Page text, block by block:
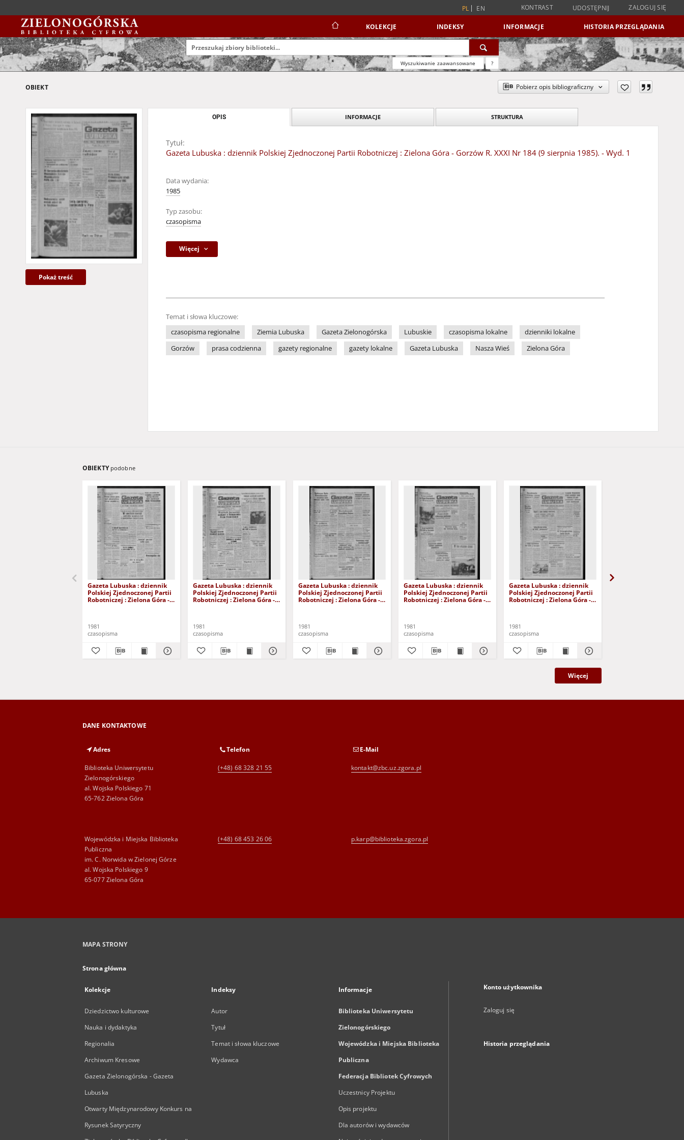
PL EN KONTRAST UDOSTĘPNIJ ZALOGUJ SIĘ
KOLEKCJE INDEKSY INFORMACJE HISTORIA PRZEGLĄDANIA
Wyszukiwanie zaawansowane ?
OBIEKT Pobierz opis bibliograficzny
Pokaż treść
OPIS INFORMACJE STRUKTURA
Tytuł:
Gazeta Lubuska : dziennik Polskiej Zjednoczonej Partii Robotniczej : Zielona Góra - Gorzów R. XXXI Nr 184 (9 sierpnia 1985). - Wyd. 1
Data wydania:
1985
Typ zasobu:
czasopisma
Więcej
Temat i słowa kluczowe:
czasopisma regionalne
Ziemia Lubuska Gazeta Zielonogórska Lubuskie czasopisma lokalne
dzienniki lokalne
Gorzów
prasa codzienna gazety regionalne gazety lokalne Gazeta Lubuska Nasza Wieś Zielona Góra
OBIEKTY podobne
Gazeta Lubuska : dziennik
Polskiej Zjednoczonej Partii
Robotniczej : Zielona Góra -
1981
czasopisma
Gazeta Lubuska : dziennik
Polskiej Zjednoczonej Partii
Robotniczej : Zielona Góra -
1981
czasopisma
Gazeta Lubuska : dziennik
Polskiej Zjednoczonej Partii
Robotniczej : Zielona Góra -
1981
czasopisma
Gazeta Lubuska : dziennik
Polskiej Zjednoczonej Partii
Robotniczej : Zielona Góra -
1981
czasopisma
Gazeta Lubuska : dziennik
Polskiej Zjednoczonej Partii
Robotniczej : Zielona Góra -
1981
czasopisma
Więcej
DANE KONTAKTOWE
Adres
Biblioteka Uniwersytetu
Zielonogórskiego
al. Wojska Polskiego 71
65-762 Zielona Góra
Telefon
(+48) 68 328 21 55
E-Mail
kontakt@zbc.uz.zgora.pl
Wojewódzka i Miejska Biblioteka
Publiczna
im. C. Norwida w Zielonej Górze
al. Wojska Polskiego 9
65-077 Zielona Góra
(+48) 68 453 26 06 p.karp@biblioteka.zgora.pl
MAPA STRONY
Strona główna
Kolekcje
Dziedzictwo kulturowe
Nauka i dydaktyka
Regionalia
Archiwum Kresowe
Gazeta Zielonogórska - Gazeta
Lubuska
Otwarty Międzynarodowy Konkurs na
Rysunek Satyryczny
Indeksy
Autor
Tytuł
Temat i słowa kluczowe
Wydawca
Informacje
Biblioteka Uniwersytetu
Zielonogórskiego
Wojewódzka i Miejska Biblioteka
Publiczna
Federacja Bibliotek Cyfrowych
Uczestnicy Projektu
Opis projektu
Dla autorów i wydawców
Konto użytkownika
Zaloguj się
Historia przeglądania